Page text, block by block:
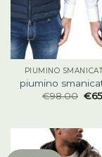
PIUMINO
piumino
€98.00 €